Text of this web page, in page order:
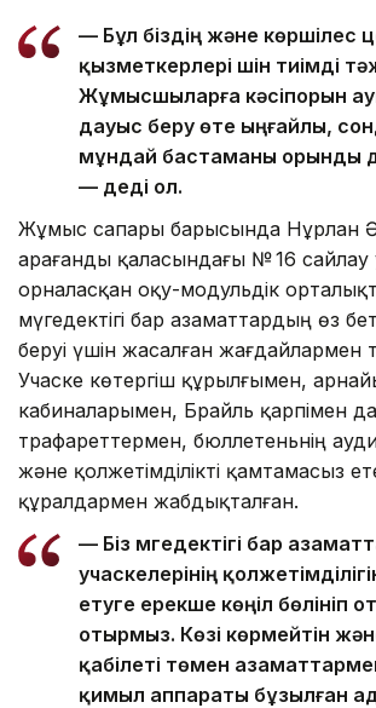
— Бұл біздің және көршілес
қызметкерлері үшін тиімді
Жұмысшыларға кәсіпорын
дауыс беру өте ыңғайлы,
мұндай бастаманы орынды
— деді ол.
Жұмыс сапары барысында Нұрлан
Қарағанды қаласындағы № 16 сайлау
орналасқан оқу-модульдік
мүгедектігі бар азаматтардың өз
беруі үшін жасалған жағдайлармен
Учаске көтергіш құрылғымен,
кабиналарымен, Брайль қарпімен
трафареттермен, бюллетеньнің
және қолжетімділікті қамтамасыз
құралдармен жабдықталған.
— Біз мүгедектігі бар
учаскелерінің
етуге ерекше көңіл бөлініп
отырмыз. Көзі көрмейтін
қабілеті төмен
қимыл аппараты бұзылған